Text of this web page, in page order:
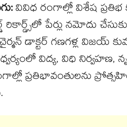
వివిధ రంగాల్లో విశేష ప్రతిభ
రికార్డ్స్‌‌‌‌‌‌‌‌‌‌‌‌‌‌‌‌‌‌‌‌‌‌‌‌‌‌‌‌‌‌‌‌‌‌‌‌‌‌‌‌‌‌‌‌‌‌‌‌‌‌‌‌‌‌‌‌‌‌‌‌‌‌‌‌‌‌‌‌‌‌‌‌‌‌‌‌‌‌‌‌‌‌‌‌‌‌‌‌‌‌‌‌‌‌‌‌‌‌‌‌‌‌‌‌‌‌‌‌‌‌‌‌‌‌‌‌‌‌‌‌‌‌‌‌‌‌‌‌‌‌‌‌‌‌‌‌‌‌‌‌‌‌‌‌‌‌‌‌‌‌‌‌‌‌‌‌‌‌‌‌‌‌‌‌‌‌‌‌‌‌‌‌‌‌‌‌‌‌‌‌‌‌‌‌‌‌‌‌‌‌‌‌‌‌‌‌‌‌‌‌‌‌‌‌‌‌‌‌‌‌‌‌‌‌‌‌‌‌‌‌‌‌‌‌‌‌‌‌‌‌‌‌‌‌‌‌‌‌‌‌‌‌‌‌‌‌‌‌‌‌‌‌‌‌‌‌లో పేర్లు నమోదు
చైర్మన్ డాక్టర్ గణగళ్ల
విద్య, విధి నిర్వహణ,
ప్రతిభావంతులను